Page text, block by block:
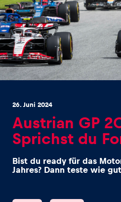
Events
Erlebnisse
26. Juni 2024
Austrian GP
Sprichst du
Bist du ready für das
Jahres? Dann teste wie